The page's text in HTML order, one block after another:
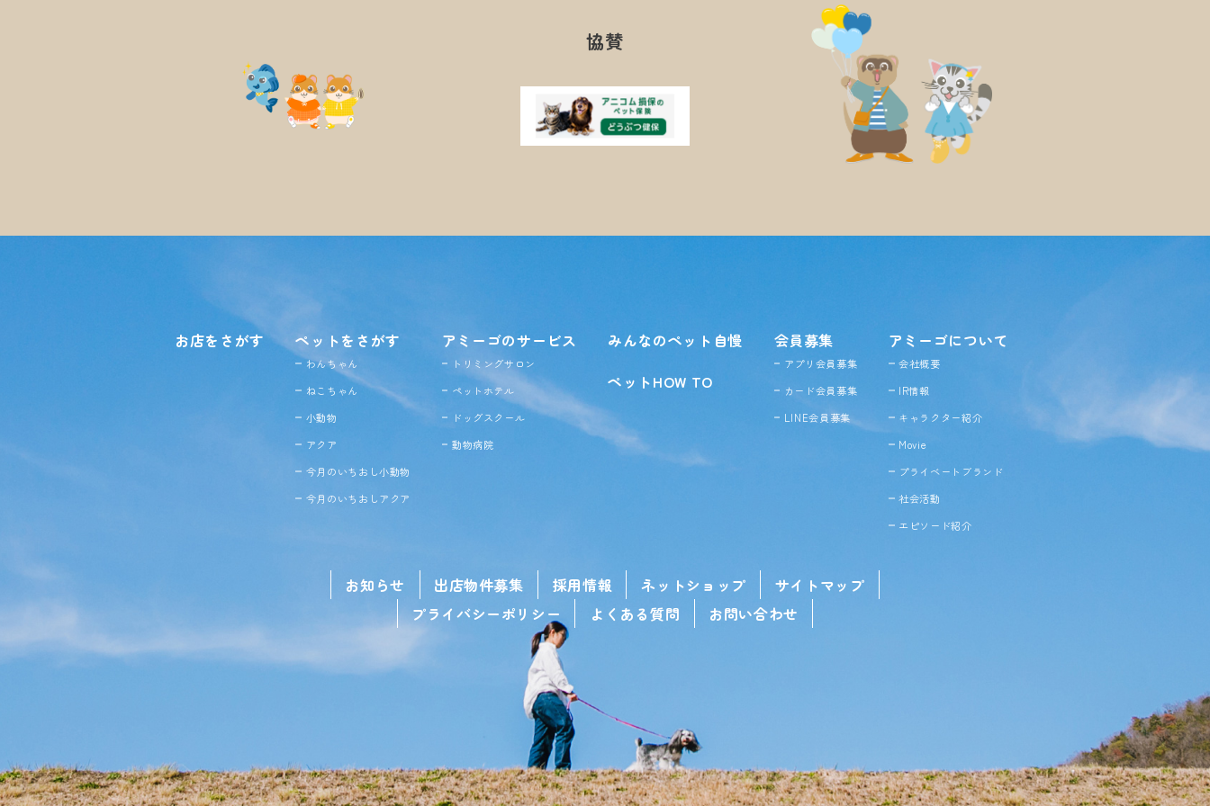
協賛
お店をさがす ペットをさがす
わんちゃん
ねこちゃん
小動物
アクア
今月のいちおし小動物
今月のいちおしアクア
アミーゴのサービス
トリミングサロン
ペットホテル
ドッグスクール
動物病院
みんなのペット自慢
ペットHOW TO
会員募集
アプリ会員募集
カード会員募集
LINE会員募集
アミーゴについて
会社概要
IR情報
キャラクター紹介
Movie
プライベートブランド
社会活動
エピソード紹介
お知らせ 出店物件募集 採用情報 ネットショップ
サイトマップ
プライバシーポリシー
よくある質問 お問い合わせ